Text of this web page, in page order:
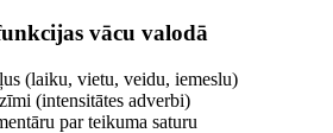
vācu valodā
(laiku, vietu, veidu, iemeslu)
(intensitātes adverbi)
par teikuma saturu